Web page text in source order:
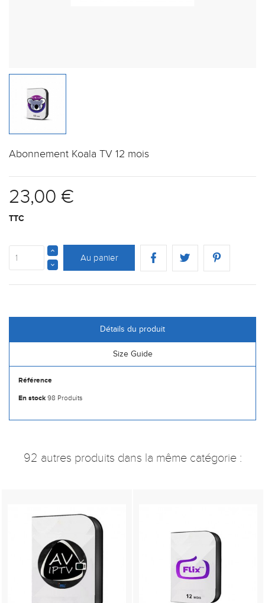
Abonnement Koala TV 12 mois
23,00 €
TTC
Au panier
Détails du produit
Size Guide
Référence
En stock 98 Produits
92 autres produits dans la même catégorie :